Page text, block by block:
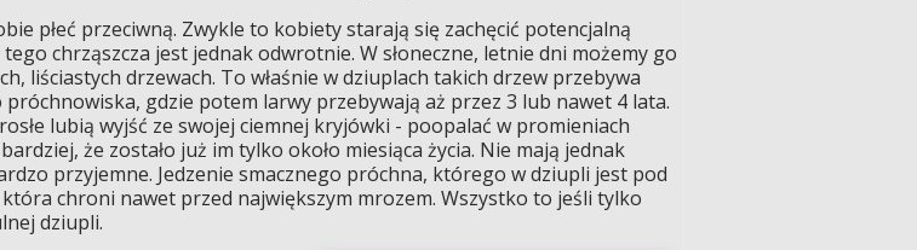
płeć przeciwną. Zwykle to kobiety starają się zachęcić potencjalną
chrząszcza jest jednak odwrotnie. W słoneczne, letnie dni możemy go
liściastych drzewach. To właśnie w dziuplach takich drzew przebywa
próchnowiska, gdzie potem larwy przebywają aż przez 3 lub nawet 4 lata.
lubią wyjść ze swojej ciemnej kryjówki - poopalać w promieniach
że zostało już im tylko około miesiąca życia. Nie mają jednak
przyjemne. Jedzenie smacznego próchna, którego w dziupli jest pod
chroni nawet przed największym mrozem. Wszystko to jeśli tylko
dziupli.